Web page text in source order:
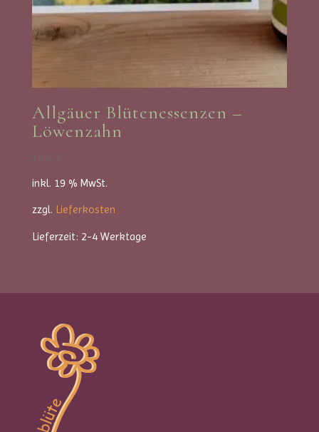
Allgäuer Blütenessenzen –
Löwenzahn
17,95 €
inkl. 19 % MwSt.
zzgl. Lieferkosten
Lieferzeit: 2-4 Werktage